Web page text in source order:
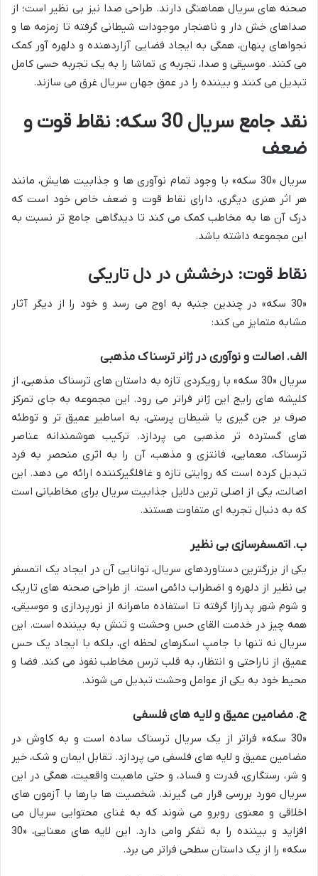
صحنه های سریال هماهنگی دارند. طراحی صدا نیز بی نظیر است؛ از
صداهای خش دار و ناهنجار موجودات شیطانی گرفته تا زمزمه ها و
نجواهای پنهان، همگی به ایجاد فضایی آزاردهنده و دلهره آور کمک
می کنند. موسیقی و صدا، تجربه ی تماشا را به یک تجربه حسی کامل
تبدیل می کنند و بیننده را در عمق جهان سریال غرق می سازند.
نقد جامع سریال 30 سکه: نقاط قوت و
ضعف
سریال «30 سکه» با وجود تمام نوآوری ها و جذابیت هایش، مانند
هر اثر هنری دیگری، دارای نقاط قوت و ضعف خاص خود است که
درک آن ها به مخاطب کمک می کند تا دیدگاهی جامع تر نسبت به
این مجموعه داشته باشد.
نقاط قوت: درخشش در دل تاریکی
«30 سکه» در چندین جنبه به اوج می رسد و خود را از دیگر آثار
مشابه متمایز می کند:
الف. اصالت و نوآوری در ژانر ترسناک مذهبی
سریال «30 سکه» با رویکردی تازه به داستان های ترسناک مذهبی، از
کلیشه های رایج این ژانر فراتر می رود. این مجموعه به جای تمرکز
صرف بر جن گیری یا شیطان پرستی، به اساطیر عمیق تر و توطئه
های گسترده تر مذهبی می پردازد. ترکیب هوشمندانه عناصر
ترسناک، معمایی، فانتزی و مذهب، آن را به اثری منحصر به فرد
تبدیل کرده است که روایتی تازه و غافلگیرکننده ارائه می دهد. این
اصالت، یکی از اصلی ترین دلایل جذابیت سریال برای مخاطبانی است
که به دنبال تجربه ای متفاوت هستند.
ب. اتمسفرسازی بی نظیر
یکی از بزرگترین دستاوردهای سریال، توانایی آن در ایجاد یک اتمسفر
بی نظیر از دلهره و اضطراب دائمی است. از طراحی صحنه های تاریک
و شوم شهر پدرازا گرفته تا استفاده ماهرانه از نورپردازی و موسیقی،
همه چیز در خدمت القای حس وحشت و تنش به بیننده است. این
سریال نه تنها با جامپ اسکرهای لحظه ای، بلکه با ایجاد یک حس
عمیق از ناراحتی و انتظار، به قلب ترس مخاطب نفوذ می کند. فضا و
محیط خود به یکی از عوامل وحشت تبدیل می شوند.
ج. مضامین عمیق و لایه های فلسفی
«30 سکه» فراتر از یک سریال ترسناک ساده است و به کاوش در
مضامین عمیق و لایه های فلسفی می پردازد. تقابل ایمان و شک، خیر
و شر، رستگاری، قدرت و فساد، و حتی ماهیت واقعیت، همگی در این
سریال مورد بررسی قرار می گیرند. شخصیت ها بارها با آزمون های
اخلاقی و معنوی روبرو می شوند که به غنای محتوایی سریال می
افزاید و بیننده را به تفکر وامی دارد. این لایه های معنایی، «30
سکه» را از یک داستان سطحی فراتر می برد.